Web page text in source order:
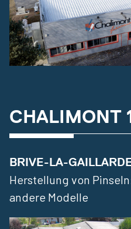
CHALIMONT
BRIVE-LA-
Herstellung von
andere Modelle